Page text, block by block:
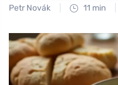
Petr Novák 11 min